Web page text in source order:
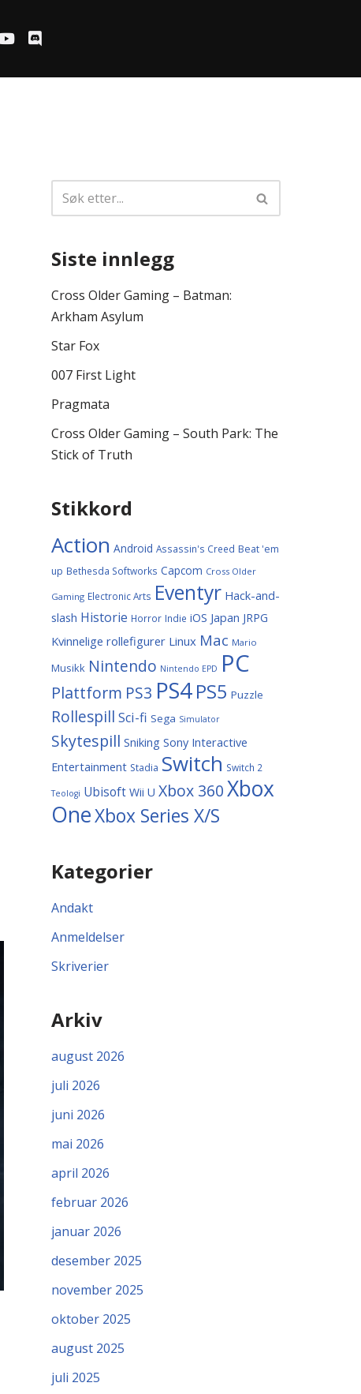
Siste innlegg
Cross Older Gaming – Batman:
Arkham Asylum
Star Fox
007 First Light
Pragmata
Cross Older Gaming – South Park: The
Stick of Truth
Stikkord
Action Android Assassin's Creed Beat 'em
up Bethesda Softworks Capcom Cross Older
Gaming Electronic Arts Eventyr Hack-and-
slash Historie Horror Indie iOS Japan JRPG
Kvinnelige rollefigurer Linux Mac Mario
Musikk Nintendo Nintendo EPD PC
Plattform PS3 PS4PS5 Puzzle
Rollespill Sci-fi Sega Simulator
Skytespill Sniking Sony Interactive
Entertainment Stadia Switch Switch 2
Teologi Ubisoft Wii U Xbox 360Xbox
OneXbox Series X/S
Kategorier
Andakt
Anmeldelser
Skriverier
Arkiv
august 2026
juli 2026
juni 2026
mai 2026
april 2026
februar 2026
januar 2026
desember 2025
november 2025
oktober 2025
august 2025
juli 2025